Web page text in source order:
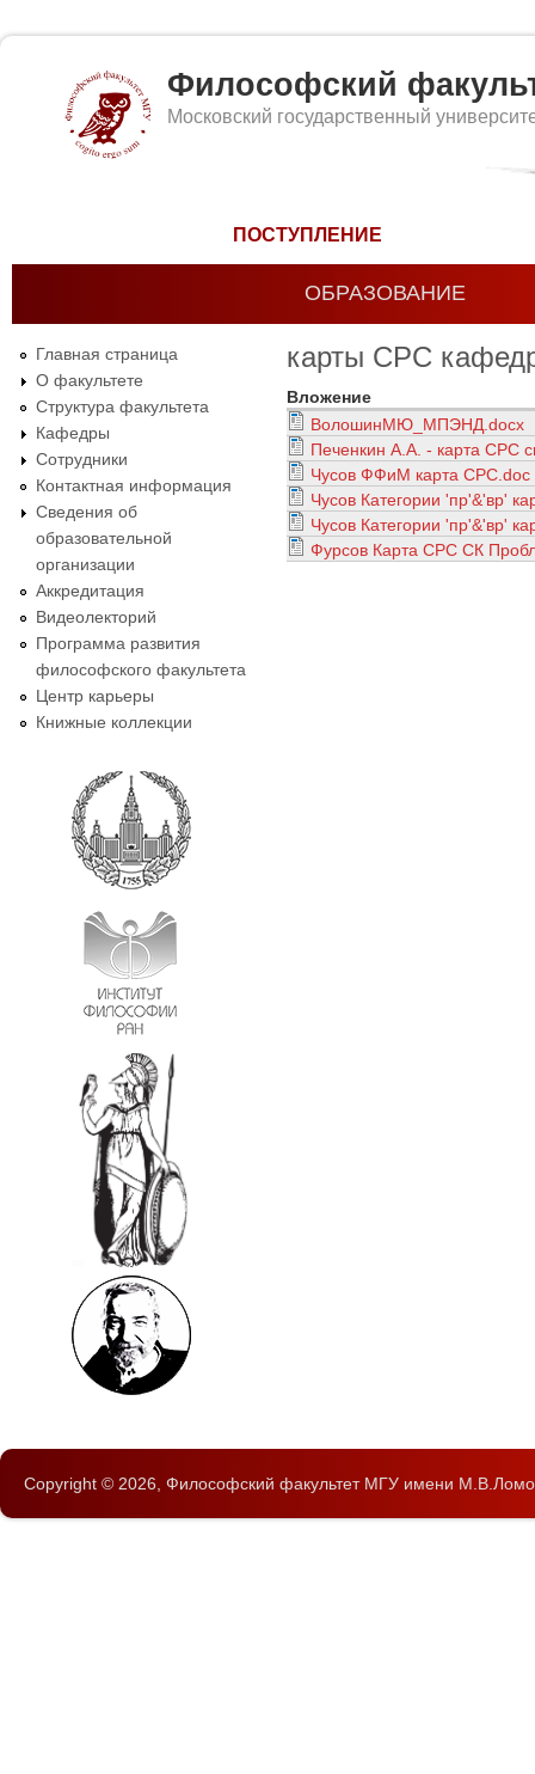
Философский
Московский государственный
ПОСТУПЛЕНИЕ
ОБРАЗОВАНИЕ
Главная страница
О факультете
Структура факультета
Кафедры
Сотрудники
Контактная информация
Сведения об
образовательной
организации
Аккредитация
Видеолекторий
Программа развития
философского факультета
Центр карьеры
Книжные коллекции
карты СРС
Вложение
ВолошинМЮ_МПЭНД.docx
Печенкин А.А. - карта СРС
Чусов ФФиМ карта СРС.doc
Чусов Категоpии 'пр'&'вр'
Чусов Категоpии 'пр'&'вр'
Фурсов Карта СРС СК
Copyright © 2026, Философский факультет МГУ имени